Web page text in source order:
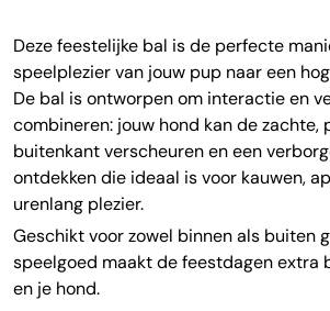
Deze feestelijke bal is de perfecte
speelplezier van jouw pup naar een
De bal is ontworpen om interactie en
combineren: jouw hond kan de zachte,
buitenkant verscheuren en een
ontdekken die ideaal is voor kauwen,
urenlang plezier.
Geschikt voor zowel binnen als buiten
speelgoed maakt de feestdagen extra
en je hond.